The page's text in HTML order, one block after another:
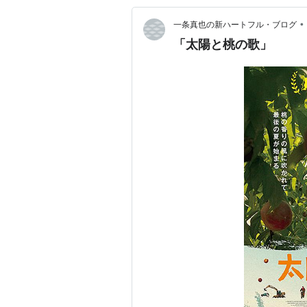
一条真也の新ハートフル・ブログ •
「太陽と桃の歌」